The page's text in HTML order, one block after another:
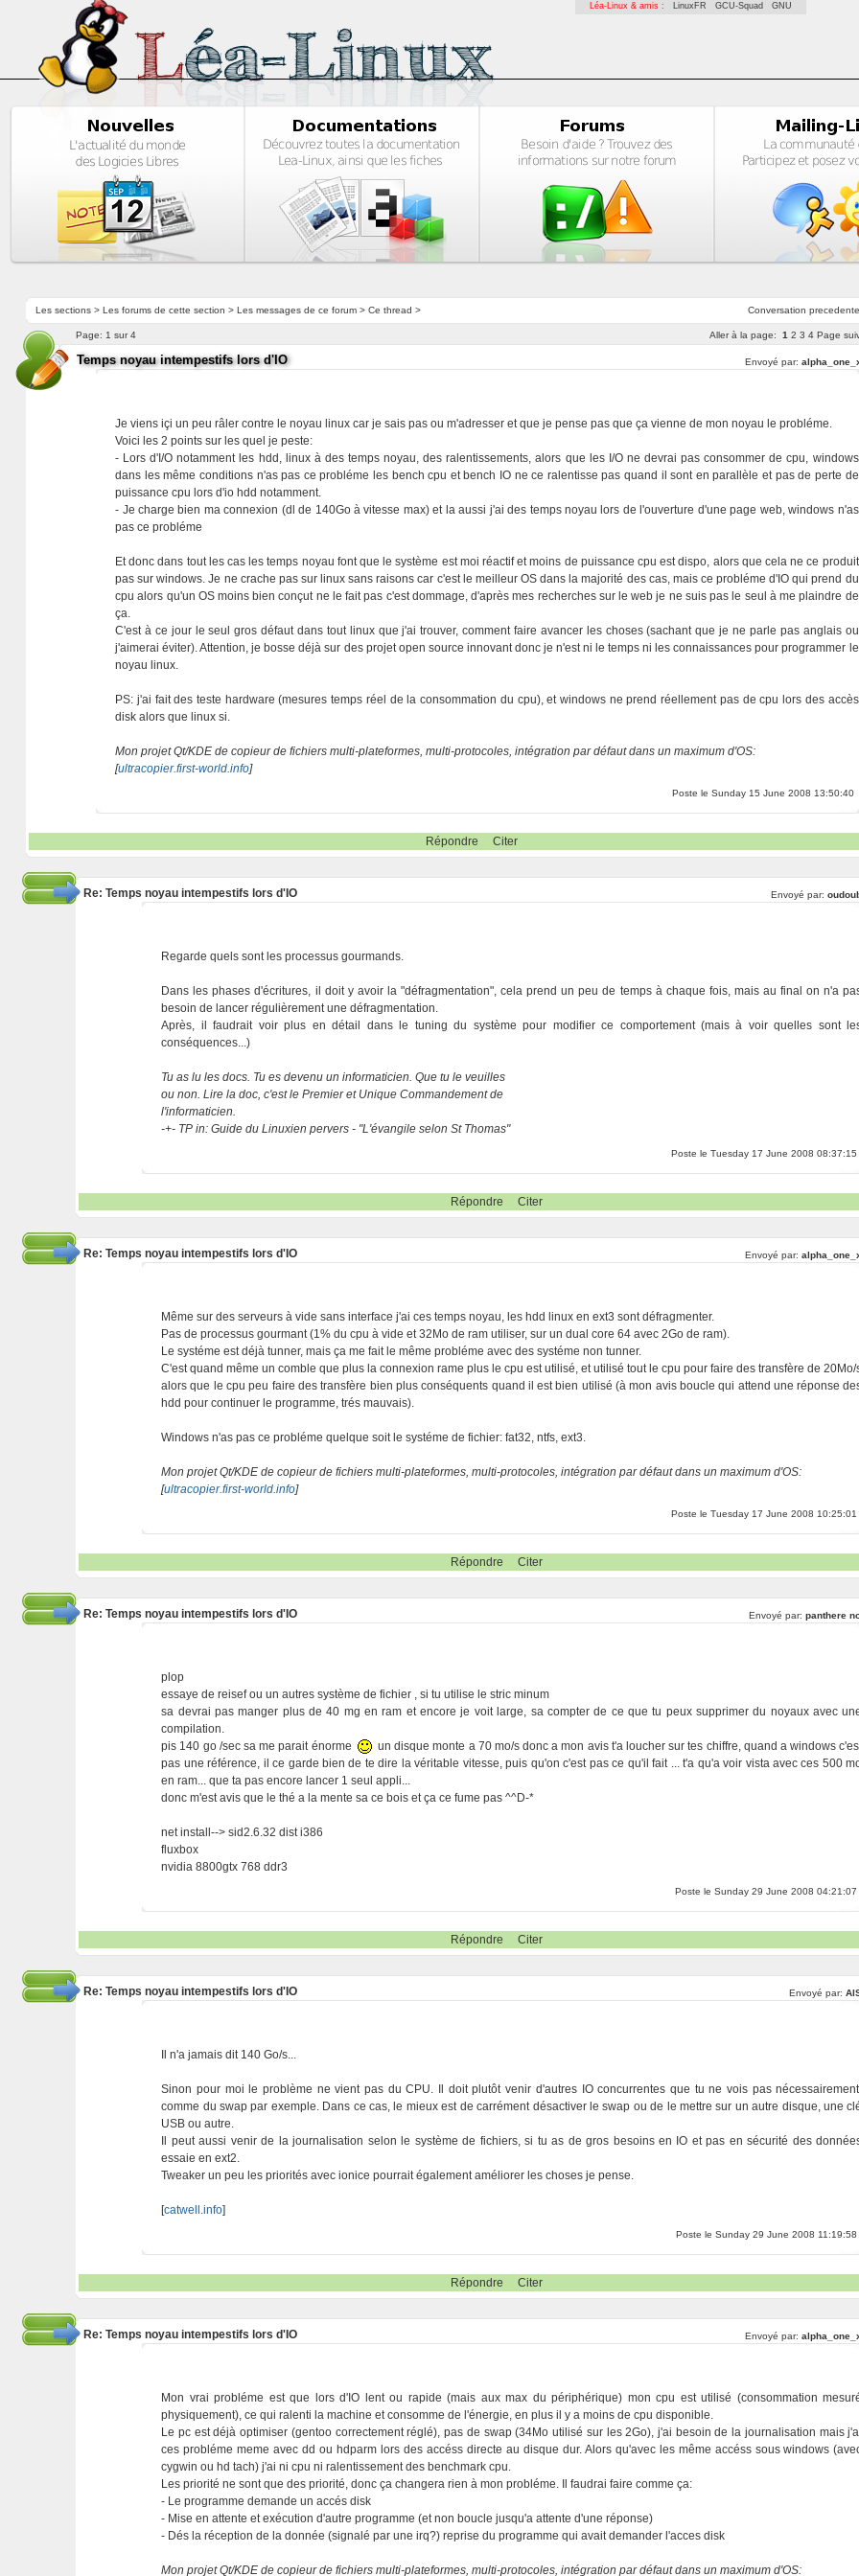
Léa-Linux & amis : LinuxFR GCU-Squad GNU
Conversation precedente
Les sections> Les forums de cette section > Les messages de ce forum> Ce thread >
Aller à la page: 1 2 3 4 Page
Page: 1 sur 4
Temps noyau intempestifs lors d'IO Envoyé par:
Je viens içi un peu râler contre le noyau linux car je sais pas ou m'adresser et que je pense pas que ça vienne de mon noyau le probléme.
Voici les 2 points sur les quel je peste:
- Lors d'I/O notamment les hdd, linux à des temps noyau, des ralentissements, alors que les I/O ne devrai pas consommer de cpu, windows
dans les même conditions n'as pas ce probléme les bench cpu et bench IO ne ce ralentisse pas quand il sont en parallèle et pas de perte de
puissance cpu lors d'io hdd notamment.
- Je charge bien ma connexion (dl de 140Go à vitesse max) et la aussi j'ai des temps noyau lors de l'ouverture d'une page web, windows n'as
pas ce probléme
Et donc dans tout les cas les temps noyau font que le système est moi réactif et moins de puissance cpu est dispo, alors que cela ne ce produit
pas sur windows. Je ne crache pas sur linux sans raisons car c'est le meilleur OS dans la majorité des cas, mais ce probléme d'IO qui prend du
cpu alors qu'un OS moins bien conçut ne le fait pas c'est dommage, d'après mes recherches sur le web je ne suis pas le seul à me plaindre de
ça.
C'est à ce jour le seul gros défaut dans tout linux que j'ai trouver, comment faire avancer les choses (sachant que je ne parle pas anglais ou
j'aimerai éviter). Attention, je bosse déjà sur des projet open source innovant donc je n'est ni le temps ni les connaissances pour programmer le
noyau linux.
PS: j'ai fait des teste hardware (mesures temps réel de la consommation du cpu), et windows ne prend réellement pas de cpu lors des accès
disk alors que linux si.
Mon projet Qt/KDE de copieur de fichiers multi-plateformes, multi-protocoles, intégration par défaut dans un maximum d'OS:
[ultracopier.first-world.info]
Poste le Sunday 15 June 2008 13:50:40
Répondre Citer
Re: Temps noyau intempestifs lors d'IO Envoyé par:
Regarde quels sont les processus gourmands.
Dans les phases d'écritures, il doit y avoir la "défragmentation", cela prend un peu de temps à chaque fois, mais au final on n'a
besoin de lancer régulièrement une défragmentation.
Après, il faudrait voir plus en détail dans le tuning du système pour modifier ce comportement (mais à voir quelles sont
conséquences...)
Tu as lu les docs. Tu es devenu un informaticien. Que tu le veuilles
ou non. Lire la doc, c'est le Premier et Unique Commandement de
l'informaticien.
-+- TP in: Guide du Linuxien pervers - "L'évangile selon St Thomas"
Poste le Tuesday 17 June 2008 08:37:15
Répondre Citer
Re: Temps noyau intempestifs lors d'IO Envoyé par:
Même sur des serveurs à vide sans interface j'ai ces temps noyau, les hdd linux en ext3 sont défragmenter.
Pas de processus gourmant (1% du cpu à vide et 32Mo de ram utiliser, sur un dual core 64 avec 2Go de ram).
Le systéme est déjà tunner, mais ça me fait le même probléme avec des systéme non tunner.
C'est quand même un comble que plus la connexion rame plus le cpu est utilisé, et utilisé tout le cpu pour faire des transfère de 20Mo/
alors que le cpu peu faire des transfère bien plus conséquents quand il est bien utilisé (à mon avis boucle qui attend une réponse
hdd pour continuer le programme, trés mauvais).
Windows n'as pas ce probléme quelque soit le systéme de fichier: fat32, ntfs, ext3.
Mon projet Qt/KDE de copieur de fichiers multi-plateformes, multi-protocoles, intégration par défaut dans un maximum d'OS:
[ultracopier.first-world.info]
Poste le Tuesday 17 June 2008 10:25:01
Répondre Citer
Re: Temps noyau intempestifs lors d'IO Envoyé par: panthere
plop
essaye de reisef ou un autres système de fichier , si tu utilise le stric minum
sa devrai pas manger plus de 40 mg en ram et encore je voit large, sa compter de ce que tu peux supprimer du noyaux avec
compilation.
pis 140 go /sec sa me parait énorme
un disque monte a 70 mo/s donc a mon avis t'a loucher sur tes chiffre, quand a windows
pas une référence, il ce garde bien de te dire la véritable vitesse, puis qu'on c'est pas ce qu'il fait ... t'a qu'a voir vista avec ces 500
en ram... que ta pas encore lancer 1 seul appli...
donc m'est avis que le thé a la mente sa ce bois et ça ce fume pas ^^D-*
net install--> sid2.6.32 dist i386
fluxbox
nvidia 8800gtx 768 ddr3
Poste le Sunday 29 June 2008 04:21:07
Répondre Citer
Re: Temps noyau intempestifs lors d'IO Envoyé par:
Il n'a jamais dit 140 Go/s...
Sinon pour moi le problème ne vient pas du CPU. Il doit plutôt venir d'autres IO concurrentes que tu ne vois pas
comme du swap par exemple. Dans ce cas, le mieux est de carrément désactiver le swap ou de le mettre sur un autre disque, une
USB ou autre.
Il peut aussi venir de la journalisation selon le système de fichiers, si tu as de gros besoins en IO et pas en sécurité des
essaie en ext2.
Tweaker un peu les priorités avec ionice pourrait également améliorer les choses je pense.
[catwell.info]
Poste le Sunday 29 June 2008 11:19:58
Répondre Citer
Re: Temps noyau intempestifs lors d'IO Envoyé par:
Mon vrai probléme est que lors d'IO lent ou rapide (mais aux max du périphérique) mon cpu est utilisé (consommation
physiquement), ce qui ralenti la machine et consomme de l'énergie, en plus il y a moins de cpu disponible.
Le pc est déjà optimiser (gentoo correctement réglé), pas de swap (34Mo utilisé sur les 2Go), j'ai besoin de la journalisation mais
ces probléme meme avec dd ou hdparm lors des accéss directe au disque dur. Alors qu'avec les même accéss sous windows
cygwin ou hd tach) j'ai ni cpu ni ralentissement des benchmark cpu.
Les priorité ne sont que des priorité, donc ça changera rien à mon probléme. Il faudrai faire comme ça:
- Le programme demande un accés disk
- Mise en attente et exécution d'autre programme (et non boucle jusqu'a attente d'une réponse)
- Dés la réception de la donnée (signalé par une irq?) reprise du programme qui avait demander l'acces disk
Mon projet Qt/KDE de copieur de fichiers multi-plateformes, multi-protocoles, intégration par défaut dans un maximum d'OS: